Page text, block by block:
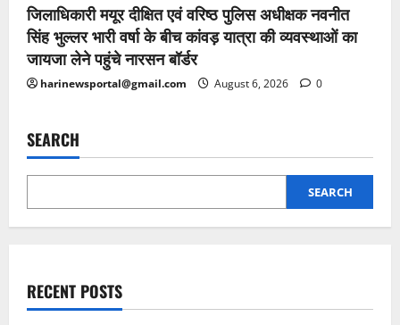
जिलाधिकारी मयूर दीक्षित एवं वरिष्ठ पुलिस अधीक्षक नवनीत
सिंह भुल्लर भारी वर्षा के बीच कांवड़ यात्रा की व्यवस्थाओं का
जायजा लेने पहुंचे नारसन बॉर्डर
harinewsportal@gmail.com August 6, 2026 0
SEARCH
SEARCH
RECENT POSTS